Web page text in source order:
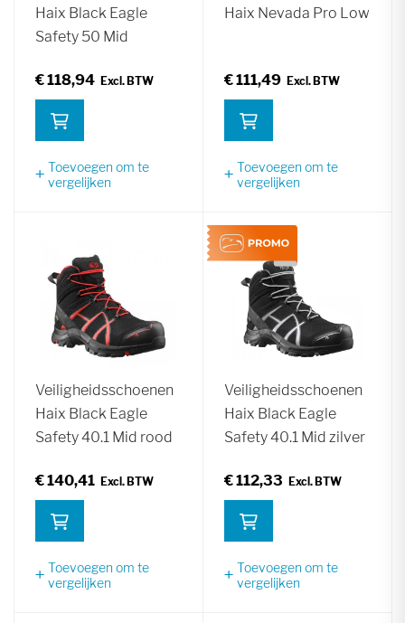
Haix Black Eagle
Safety 50 Mid
€ 118,94
Toevoegen om te
vergelijken
Haix Nevada Pro Low
€ 111,49
Toevoegen om te
vergelijken
Veiligheidsschoenen
Haix Black Eagle
Safety 40.1 Mid rood
€ 140,41
Toevoegen om te
vergelijken
Veiligheidsschoenen
Haix Black Eagle
Safety 40.1 Mid zilver
€ 112,33
Toevoegen om te
vergelijken